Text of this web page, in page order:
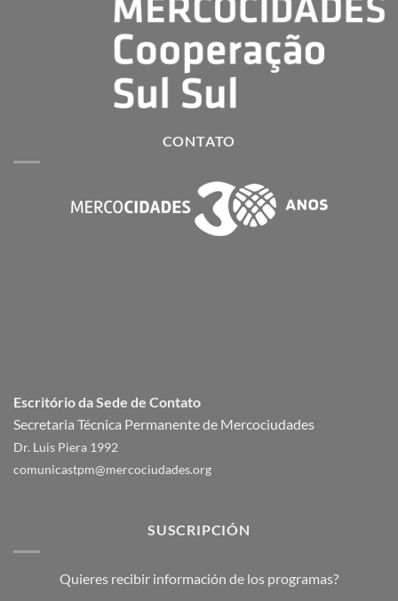
CONTATO
Escritório da Sede de Contato
Secretaria Técnica Permanente de Mercociudades
Dr. Luis Piera 1992
comunicastpm@mercociudades.org
SUSCRIPCIÓN
Quieres recibir información de los programas?